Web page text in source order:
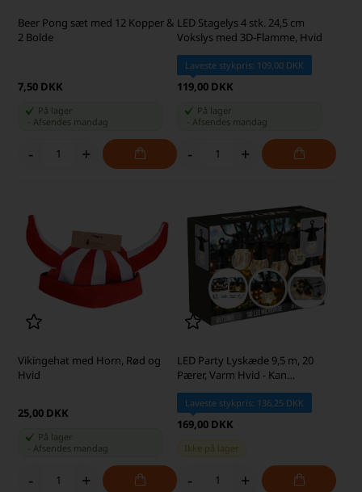
Beer Pong sæt med 12 Kopper &
2 Bolde
7,50 DKK
På lager
Afsendes mandag
- +
LED Stagelys 4 stk. 24,5 cm
Vokslys med 3D-Flamme, Hvid
Laveste stykpris: 109,00 DKK
119,00 DKK
På lager
Afsendes mandag
- +
Vikingehat med Horn, Rød og
Hvid
25,00 DKK
På lager
Afsendes mandag
- +
LED Party Lyskæde 9,5 m, 20
Pærer, Varm Hvid - Kan
Laveste stykpris: 136,25 DKK
169,00 DKK
Ikke på lager
- +